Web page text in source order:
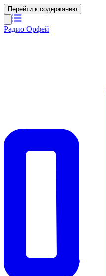
Перейти к содержанию
Радио Орфей